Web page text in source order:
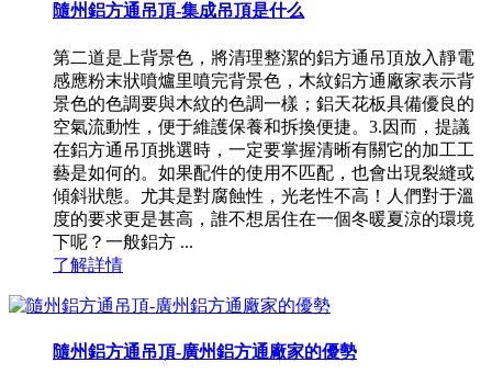
隨州鋁方通吊頂-集成吊頂是什么
第二道是上背景色，將清理整潔的鋁方通吊頂放入靜電
感應粉末狀噴爐里噴完背景色，木紋鋁方通廠家表示背
景色的色調要與木紋的色調一樣；鋁天花板具備優良的
空氣流動性，便于維護保養和拆換便捷。3.因而，提議
在鋁方通吊頂挑選時，一定要掌握清晰有關它的加工工
藝是如何的。如果配件的使用不匹配，也會出現裂縫或
傾斜狀態。尤其是對腐蝕性，光老性不高！人們對于溫
度的要求更是甚高，誰不想居住在一個冬暖夏涼的環境
下呢？一般鋁方 ...
了解詳情
隨州鋁方通吊頂-廣州鋁方通廠家的優勢